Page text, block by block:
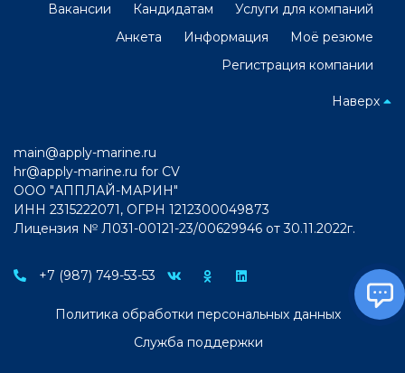
Вакансии Кандидатам
Услуги для компаний
Анкета
Информация
Моё резюме
Регистрация компании
Наверх
main@apply-marine.ru
hr@apply-marine.ru for CV
ООО "АППЛАЙ-МАРИН"
ИНН 2315222071, ОГРН 1212300049873
Лицензия № Л031-00121-23/00629946 от 30.11.2022г.
+7 (987) 749-53-53
Политика обработки персональных данных
Служба поддержки